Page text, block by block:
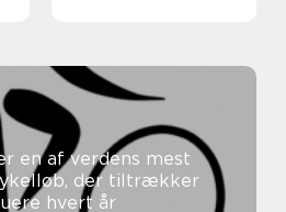
en af verdens mest
der tiltrækker
hvert år